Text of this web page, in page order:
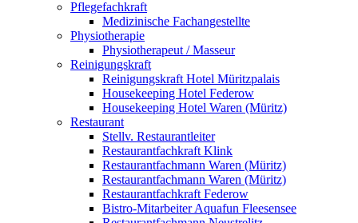
Pflegefachkraft
Medizinische Fachangestellte
Physiotherapie
Physiotherapeut / Masseur
Reinigungskraft
Reinigungskraft Hotel Müritzpalais
Housekeeping Hotel Federow
Housekeeping Hotel Waren (Müritz)
Restaurant
Stellv. Restaurantleiter
Restaurantfachkraft Klink
Restaurantfachmann Waren (Müritz)
Restaurantfachmann Waren (Müritz)
Restaurantfachkraft Federow
Bistro-Mitarbeiter Aquafun Fleesensee